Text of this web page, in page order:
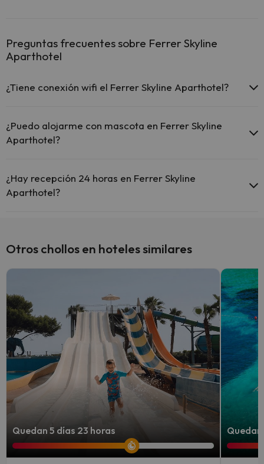
Preguntas frecuentes sobre Ferrer Skyline
Aparthotel
¿Tiene conexión wifi el Ferrer Skyline Aparthotel?
¿Puedo alojarme con mascota en Ferrer Skyline
Aparthotel?
¿Hay recepción 24 horas en Ferrer Skyline
Aparthotel?
Otros chollos en hoteles similares
Quedan 5 días 23 horas Quedan